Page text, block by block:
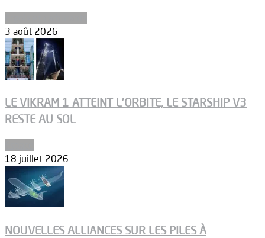
3 août 2026
LE VIKRAM 1 ATTEINT L’ORBITE, LE STARSHIP V3
RESTE AU SOL
18 juillet 2026
NOUVELLES ALLIANCES SUR LES PILES À